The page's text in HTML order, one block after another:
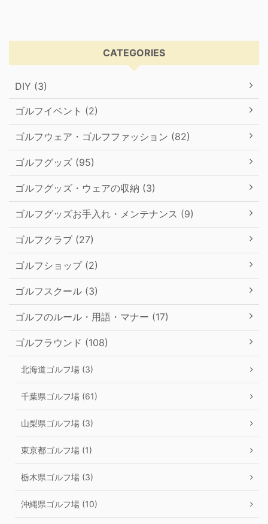
CATEGORIES
DIY (3)
ゴルフイベント (2)
ゴルフウェア・ゴルフファッション (82)
ゴルフグッズ (95)
ゴルフグッズ・ウェアの収納 (3)
ゴルフグッズお手入れ・メンテナンス (9)
ゴルフクラブ (27)
ゴルフショップ (2)
ゴルフスクール (3)
ゴルフのルール・用語・マナー (17)
ゴルフラウンド (108)
北海道ゴルフ場 (3)
千葉県ゴルフ場 (61)
山梨県ゴルフ場 (3)
東京都ゴルフ場 (1)
栃木県ゴルフ場 (3)
沖縄県ゴルフ場 (10)